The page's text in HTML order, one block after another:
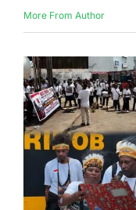
More From Author